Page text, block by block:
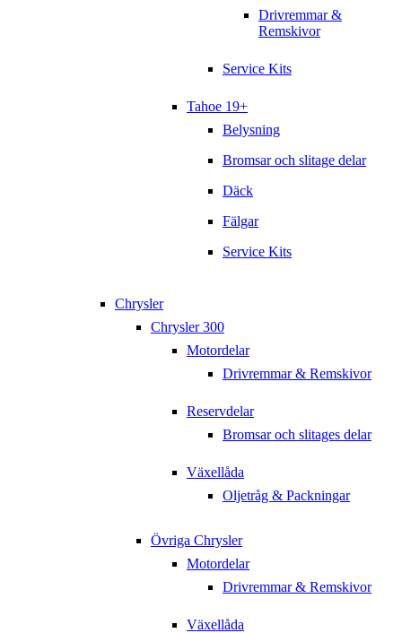
Drivremmar &
Remskivor
Service Kits
Tahoe 19+
Belysning
Bromsar och slitage delar
Däck
Fälgar
Service Kits
Chrysler
Chrysler 300
Motordelar
Drivremmar & Remskivor
Reservdelar
Bromsar och slitages delar
Växellåda
Oljetråg & Packningar
Övriga Chrysler
Motordelar
Drivremmar & Remskivor
Växellåda